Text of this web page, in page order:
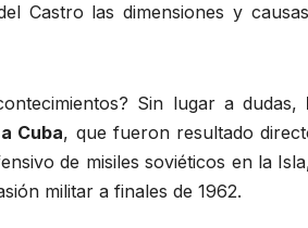
Castro las dimensiones y
Sin lugar a dudas,
Cuba, que fueron resultado
de misiles soviéticos en la
militar a finales de 1962.